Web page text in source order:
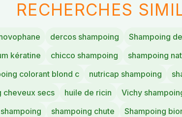
RECHERCHES
dercos shampoing Shampoing
kératine chicco shampoing shampoing
colorant blond c nutricap shampoing
cheveux secs huile de ricin Vichy
shampoing chute Shampoing